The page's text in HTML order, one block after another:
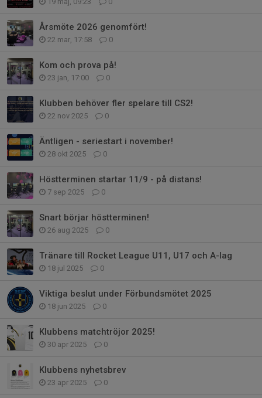
Årsmöte 2026 genomfört!
22 mar, 17:58 0
Kom och prova på!
23 jan, 17:00 0
Klubben behöver fler spelare till CS2!
22 nov 2025 0
Äntligen - seriestart i november!
28 okt 2025 0
Höstterminen startar 11/9 - på distans!
7 sep 2025 0
Snart börjar höstterminen!
26 aug 2025 0
Tränare till Rocket League U11, U17 och A-lag
18 jul 2025 0
Viktiga beslut under Förbundsmötet 2025
18 jun 2025 0
Klubbens matchtröjor 2025!
30 apr 2025 0
Klubbens nyhetsbrev
23 apr 2025 0